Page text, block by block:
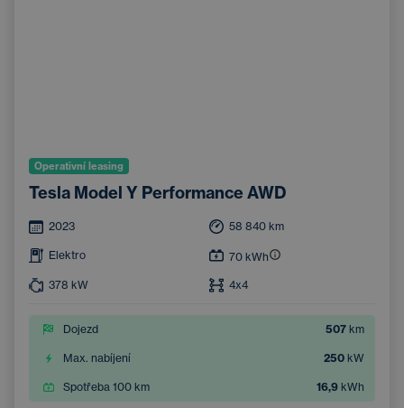
Operativní leasing
Tesla Model Y Performance AWD
2023 58 840 km
Elektro 70 kWh
378 kW 4x4
Dojezd 507 km
Max. nabíjení 250 kW
Spotřeba 100 km 16,9 kWh